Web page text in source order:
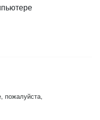
пожалуйста,